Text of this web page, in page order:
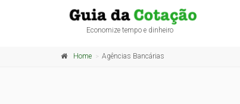
Economize tempo e dinheiro
Home Agências Bancárias